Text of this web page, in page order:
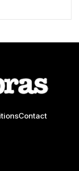
Contact